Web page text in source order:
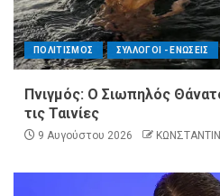
ΠΟΛΙΤΙΣΜΟΣ ΣΥΛΛΟΓΟΙ - ΕΝΩΣΕΙΣ
Πνιγμός: Ο Σιωπηλός
τις Ταινίες
9 Αυγούστου 2026